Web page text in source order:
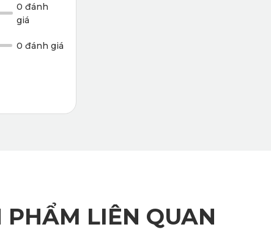
0 đánh
giá
0 đánh giá
PHẨM LIÊN QUAN